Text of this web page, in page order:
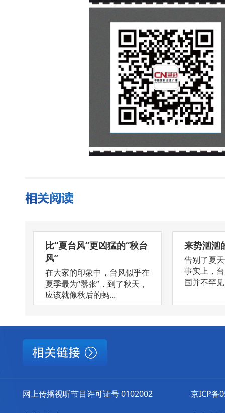
比“夏台风”更凶猛的“秋台
风”
在大家的印象中，台风似乎在
夏季最为“嚣张”，到了秋天，
应该就像秋后的蚂...
来势汹汹
告别了夏
事实上，
国并不罕
网上传播视听节目许可证号 0102002 京ICP备